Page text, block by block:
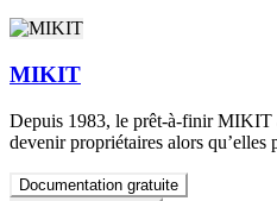
MIKIT
Depuis 1983, le prêt-à-finir MIKIT
devenir propriétaires alors qu’elles
Documentation gratuite